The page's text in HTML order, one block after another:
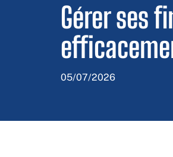
Gérer ses
05/07/2026